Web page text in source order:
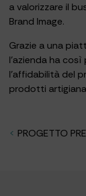
a valorizzare il
Brand Image.
Grazie a una
l’azienda ha
l’affidabilità del
prodotti
< PROGETTO